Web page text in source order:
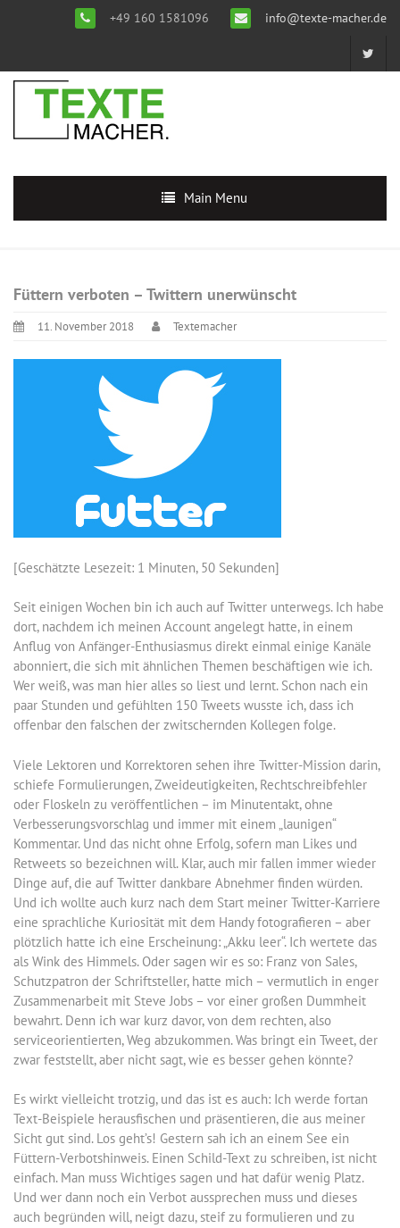
+49 160 1581096 info@texte-macher.de
Main Menu
Füttern verboten – Twittern unerwünscht
11. November 2018 Textemacher
[Geschätzte Lesezeit: 1 Minuten, 50 Sekunden]
Seit einigen Wochen bin ich auch auf Twitter unterwegs. Ich habe
dort, nachdem ich meinen Account angelegt hatte, in einem
Anflug von Anfänger-Enthusiasmus direkt einmal einige Kanäle
abonniert, die sich mit ähnlichen Themen beschäftigen wie ich.
Wer weiß, was man hier alles so liest und lernt. Schon nach ein
paar Stunden und gefühlten 150 Tweets wusste ich, dass ich
offenbar den falschen der zwitschernden Kollegen folge.
Viele Lektoren und Korrektoren sehen ihre Twitter-Mission darin,
schiefe Formulierungen, Zweideutigkeiten, Rechtschreibfehler
oder Floskeln zu veröffentlichen – im Minutentakt, ohne
Verbesserungsvorschlag und immer mit einem „launigen“
Kommentar. Und das nicht ohne Erfolg, sofern man Likes und
Retweets so bezeichnen will. Klar, auch mir fallen immer wieder
Dinge auf, die auf Twitter dankbare Abnehmer finden würden.
Und ich wollte auch kurz nach dem Start meiner Twitter-Karriere
eine sprachliche Kuriosität mit dem Handy fotografieren – aber
plötzlich hatte ich eine Erscheinung: „Akku leer“. Ich wertete das
als Wink des Himmels. Oder sagen wir es so: Franz von Sales,
Schutzpatron der Schriftsteller, hatte mich – vermutlich in enger
Zusammenarbeit mit Steve Jobs – vor einer großen Dummheit
bewahrt. Denn ich war kurz davor, von dem rechten, also
serviceorientierten, Weg abzukommen. Was bringt ein Tweet, der
zwar feststellt, aber nicht sagt, wie es besser gehen könnte?
Es wirkt vielleicht trotzig, und das ist es auch: Ich werde fortan
Text-Beispiele herausfischen und präsentieren, die aus meiner
Sicht gut sind. Los geht’s! Gestern sah ich an einem See ein
Füttern-Verbotshinweis. Einen Schild-Text zu schreiben, ist nicht
einfach. Man muss Wichtiges sagen und hat dafür wenig Platz.
Und wer dann noch ein Verbot aussprechen muss und dieses
auch begründen will, neigt dazu, steif zu formulieren und zu